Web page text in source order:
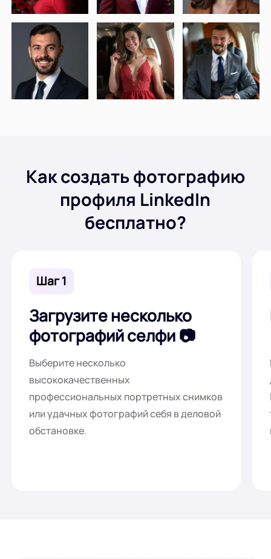
Как создать фотографию
профиля LinkedIn
бесплатно?
Шаг 1
Загрузите несколько
фотографий селфи
Выберите несколько
высококачественных
профессиональных портретных снимков
или удачных фотографий себя в деловой
обстановке.